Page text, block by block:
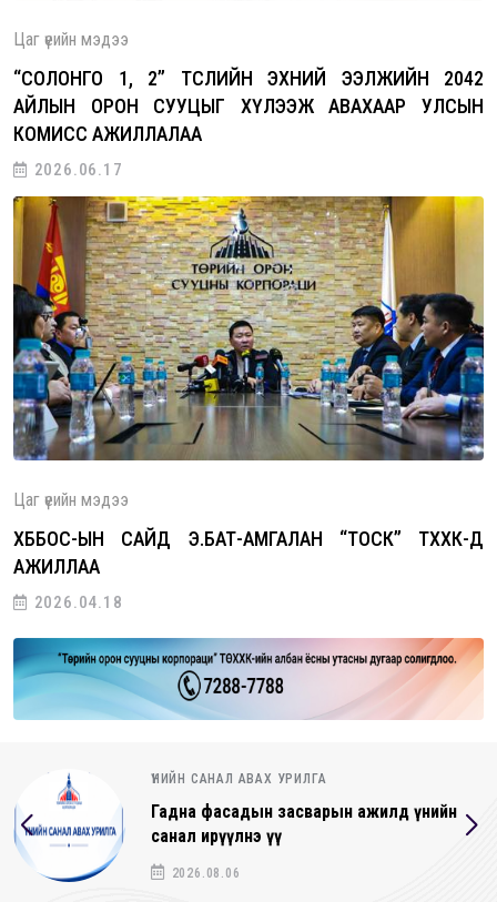
Цаг үеийн мэдээ
“СОЛОНГО 1, 2” ТӨСЛИЙН ЭХНИЙ ЭЭЛЖИЙН 2042
АЙЛЫН ОРОН СУУЦЫГ ХҮЛЭЭЖ АВАХААР УЛСЫН
КОМИСС АЖИЛЛАЛАА
2026.06.17
Цаг үеийн мэдээ
ХББОС-ЫН САЙД Э.БАТ-АМГАЛАН “ТОСК” ТӨХХК-Д
АЖИЛЛАА
2026.04.18
ҮНИЙН САНАЛ АВАХ УРИЛГА
Гадна фасадын засварын ажилд үнийн
санал ирүүлнэ үү
2026.08.06